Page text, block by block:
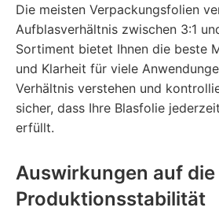
Die meisten Verpackungsfolien
Aufblasverhältnis zwischen 3:1
Sortiment bietet Ihnen die beste
und Klarheit für viele
Verhältnis verstehen und
sicher, dass Ihre Blasfolie
erfüllt.
Auswirkungen auf die
Produktionsstabilität